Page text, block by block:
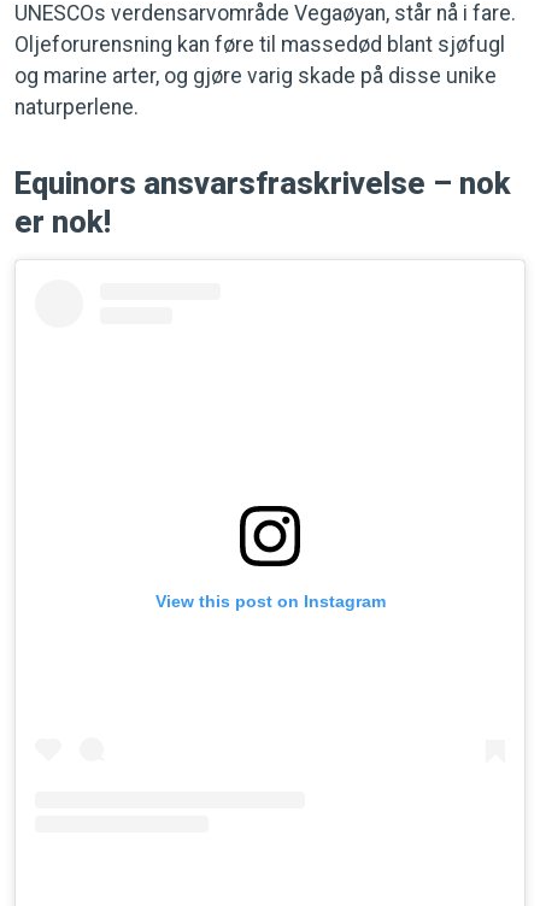
UNESCOs verdensarvområde Vegaøyan, står nå i fare.
Oljeforurensning kan føre til massedød blant sjøfugl
og marine arter, og gjøre varig skade på disse unike
naturperlene.
Equinors ansvarsfraskrivelse – nok
er nok!
View this post on Instagram